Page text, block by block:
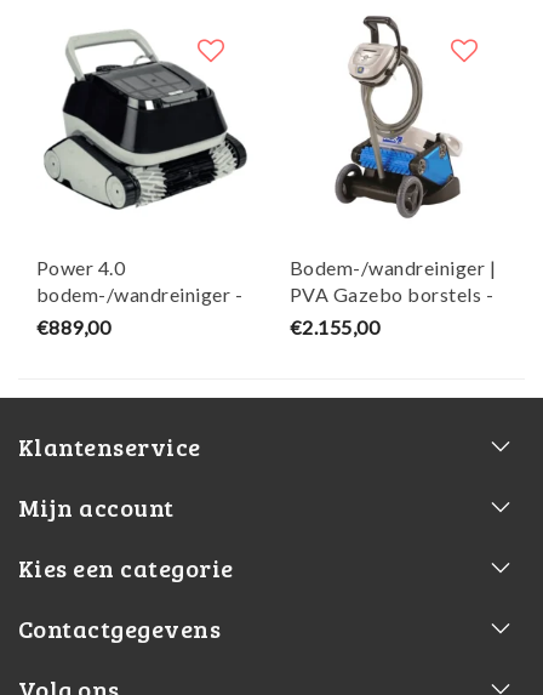
Power 4.0
bodem-/wandreiniger -
HRS
€889,00
Bodem-/wandreiniger |
PVA Gazebo borstels -
HRS
€2.155,00
Klantenservice
Mijn account
Kies een categorie
Contactgegevens